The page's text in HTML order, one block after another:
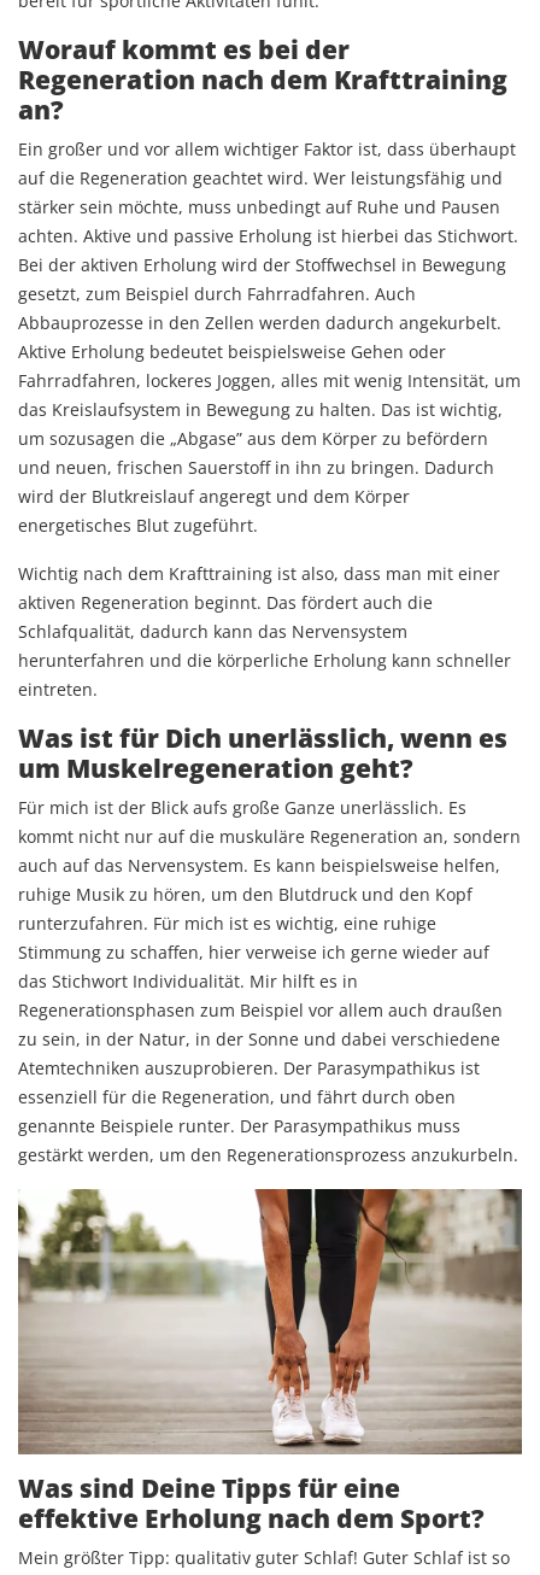
Worauf kommt es bei der
Regeneration nach dem Krafttraining
an?
Ein großer und vor allem wichtiger Faktor ist, dass überhaupt
auf die Regeneration geachtet wird. Wer leistungsfähig und
stärker sein möchte, muss unbedingt auf Ruhe und Pausen
achten. Aktive und passive Erholung ist hierbei das Stichwort.
Bei der aktiven Erholung wird der Stoffwechsel in Bewegung
gesetzt, zum Beispiel durch Fahrradfahren. Auch
Abbauprozesse in den Zellen werden dadurch angekurbelt.
Aktive Erholung bedeutet beispielsweise Gehen oder
Fahrradfahren, lockeres Joggen, alles mit wenig Intensität, um
das Kreislaufsystem in Bewegung zu halten. Das ist wichtig,
um sozusagen die „Abgase” aus dem Körper zu befördern
und neuen, frischen Sauerstoff in ihn zu bringen. Dadurch
wird der Blutkreislauf angeregt und dem Körper
energetisches Blut zugeführt.
Wichtig nach dem Krafttraining ist also, dass man mit einer
aktiven Regeneration beginnt. Das fördert auch die
Schlafqualität, dadurch kann das Nervensystem
herunterfahren und die körperliche Erholung kann schneller
eintreten.
Was ist für Dich unerlässlich, wenn es
um Muskelregeneration geht?
Für mich ist der Blick aufs große Ganze unerlässlich. Es
kommt nicht nur auf die muskuläre Regeneration an, sondern
auch auf das Nervensystem. Es kann beispielsweise helfen,
ruhige Musik zu hören, um den Blutdruck und den Kopf
runterzufahren. Für mich ist es wichtig, eine ruhige
Stimmung zu schaffen, hier verweise ich gerne wieder auf
das Stichwort Individualität. Mir hilft es in
Regenerationsphasen zum Beispiel vor allem auch draußen
zu sein, in der Natur, in der Sonne und dabei verschiedene
Atemtechniken auszuprobieren. Der Parasympathikus ist
essenziell für die Regeneration, und fährt durch oben
genannte Beispiele runter. Der Parasympathikus muss
gestärkt werden, um den Regenerationsprozess anzukurbeln.
Was sind Deine Tipps für eine
effektive Erholung nach dem Sport?
Mein größter Tipp: qualitativ guter Schlaf! Guter Schlaf ist so